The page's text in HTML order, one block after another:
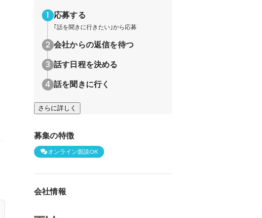
応募する
｢話を聞きに行きたい｣から応募
会社からの返信を待つ
話す日程を決める
話を聞きに行く
さらに詳しく
募集の特徴
オンライン面談OK
会社情報